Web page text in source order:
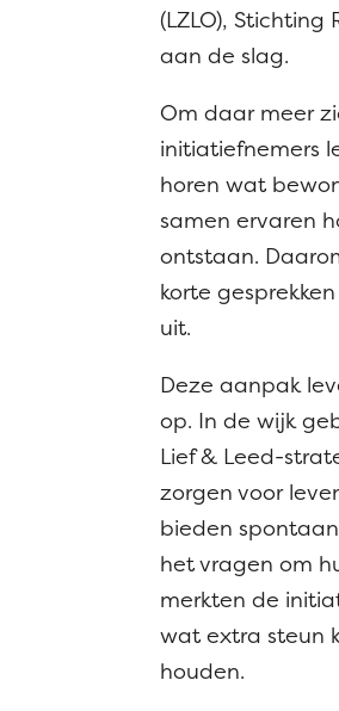
(LZLO),
aan de slag.
Om daar meer
initiatiefnemers
horen wat
samen ervaren
ontstaan.
korte
uit.
Deze aanpak
op. In de wijk
Lief & Leed-
zorgen voor
bieden
het vragen om
merkten de
wat extra steun
houden.